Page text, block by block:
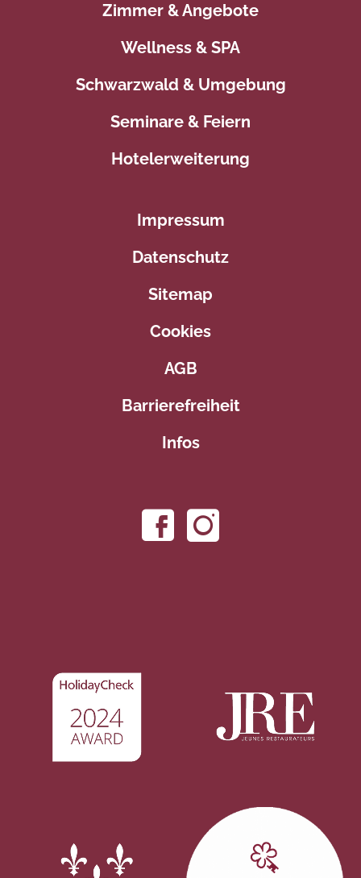
Zimmer & Angebote
Wellness & SPA
Schwarzwald & Umgebung
Seminare & Feiern
Hotelerweiterung
Impressum
Datenschutz
Sitemap
Cookies
AGB
Barrierefreiheit
Infos